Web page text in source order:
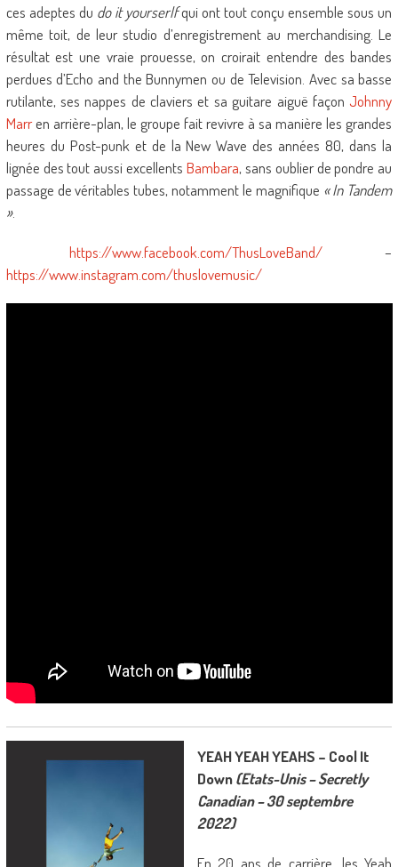
ces adeptes du do it yourserlfqui ont tout conçu ensemble sous un
même toit, de leur studio d’enregistrement au merchandising. Le
résultat est une vraie prouesse, on croirait entendre des bandes
perdues d’Echo and the Bunnymen ou de Television. Avec sa basse
rutilante, ses nappes de claviers et sa guitare aiguë façon Johnny
Marren arrière-plan, le groupe fait revivre à sa manière les grandes
heures du Post-punk et de la New Wave des années 80, dans la
lignée des tout aussi excellents Bambara, sans oublier de pondre au
passage de véritables tubes, notamment le magnifique « In Tandem
».
https://www.facebook.com/ThusLoveBand/–
https://www.instagram.com/thuslovemusic/
YEAH YEAH YEAHS – Cool It
Down(Etats-Unis – Secretly
Canadian – 30 septembre
2022)
En 20 ans de carrière, les Yeah